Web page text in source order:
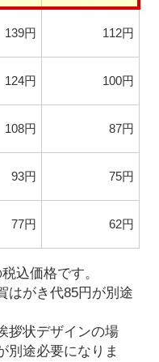
139円 112円
124円 100円
108円 87円
93円 75円
77円 62円
込価格です。
はがき代85円が別途
拶状デザインの場
別途必要になりま